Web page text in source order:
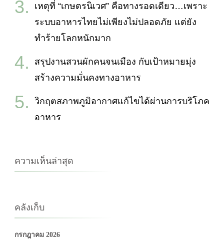
เหตุที่ “เกษตรนิเวศ” คือทางรอดเดียว…เพราะ
ระบบอาหารไทยไม่เพียงไม่ปลอดภัย แต่ยัง
ทำร้ายโลกหนักมาก
สรุปงานสวนผักคนจนเมือง กับเป้าหมายมุ่ง
สร้างความมั่นคงทางอาหาร
วิกฤตสภาพภูมิอากาศแก้ไขได้ผ่านการบริโภค
อาหาร
ความเห็นล่าสุด
คลังเก็บ
กรกฎาคม 2026